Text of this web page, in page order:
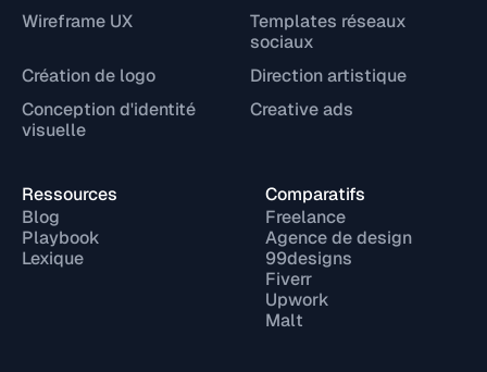
Wireframe UX
Templates réseaux
sociaux
Création de logo
Direction artistique
Conception d'identité
visuelle
Creative ads
Ressources
Blog
Playbook
Lexique
Comparatifs
Freelance
Agence de design
99designs
Fiverr
Upwork
Malt